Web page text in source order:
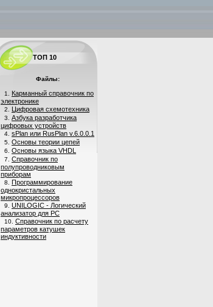
ТОП 10
Файлы:
1. Карманный справочник по
электронике
2. Цифровая схемотехника
3. Азбука разработчика
цифровых устройств
4. sPlan или RusPlan v.6.0.0.1
5. Основы теории цепей
6. Основы языка VHDL
7. Справочник по
полупроводниковым
приборам
8. Программирование
однокристальных
микропроцессоров
9. UNILOGIC - Логический
анализатор для PC
10. Справочник по расчету
параметров катушек
индуктивности